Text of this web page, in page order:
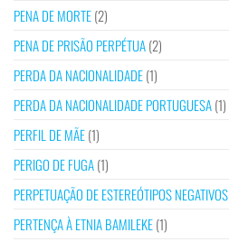
PENA DE MORTE(2)
PENA DE PRISÃO PERPÉTUA(2)
PERDA DA NACIONALIDADE(1)
PERDA DA NACIONALIDADE PORTUGUESA(1)
PERFIL DE MÃE(1)
PERIGO DE FUGA(1)
PERPETUAÇÃO DE ESTEREÓTIPOS NEGATIVOS
PERTENÇA À ETNIA BAMILEKE(1)